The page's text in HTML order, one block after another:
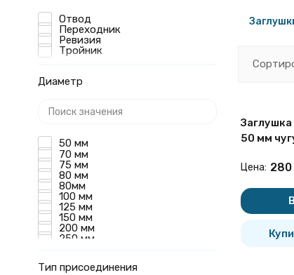
Заглушка
50 мм
Цена: 280
Отвод
Переходник
Ревизия
Тройник
Диаметр
50 мм
70 мм
75 мм
80 мм
80мм
100 мм
125 мм
150 мм
200 мм
250 мм
Тип присоединения